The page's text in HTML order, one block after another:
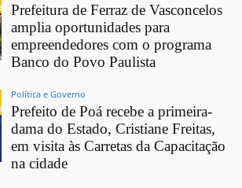
Prefeitura de Ferraz de Vasconcelos
amplia oportunidades para
empreendedores com o programa
Banco do Povo Paulista
Política e Governo
Prefeito de Poá recebe a primeira-
dama do Estado, Cristiane Freitas,
em visita às Carretas da Capacitação
na cidade